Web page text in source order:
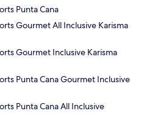
Punta Cana
Gourmet All Inclusive Karisma
Gourmet Inclusive Karisma
Punta Cana Gourmet Inclusive
Punta Cana All Inclusive